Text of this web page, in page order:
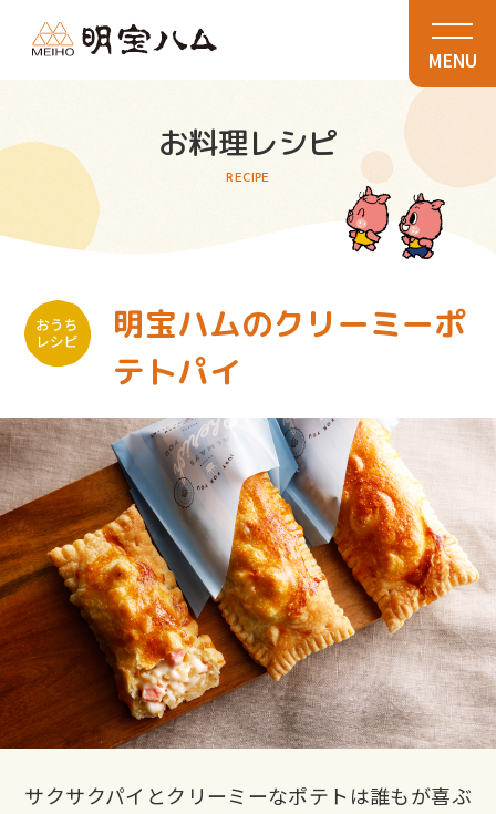
お料理レシピ
RECIPE
明宝ハムのクリーミーポ
テトパイ
サクサクパイとクリーミーなポテトは誰もが喜ぶ
MENU